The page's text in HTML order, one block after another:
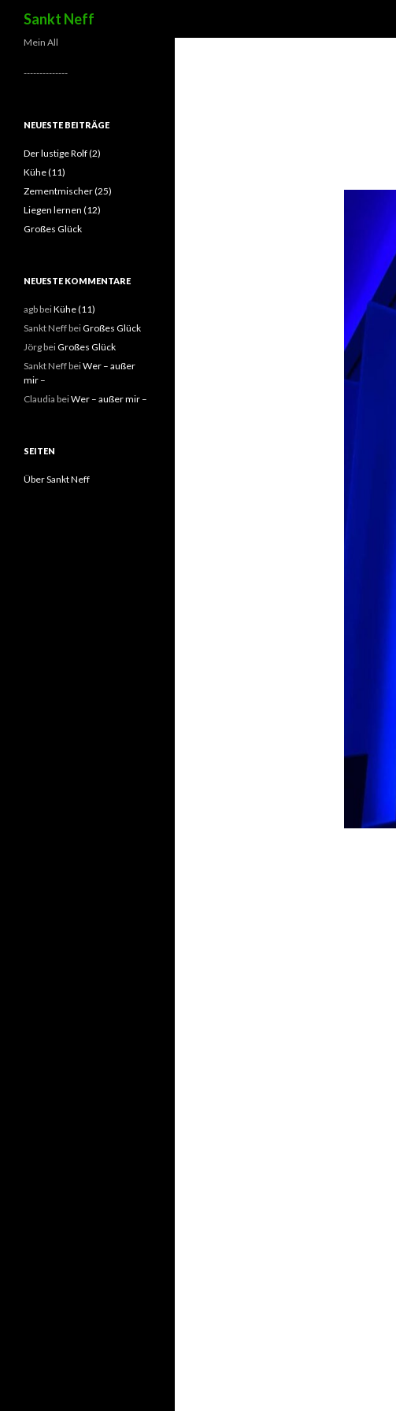
Sankt Neff
Mein All
--------------
NEUESTE BEITRÄGE
Der lustige Rolf (2)
Kühe (11)
Zementmischer (25)
Liegen lernen (12)
Großes Glück
NEUESTE KOMMENTARE
agbbeiKühe (11)
Sankt NeffbeiGroßes Glück
JörgbeiGroßes Glück
Sankt NeffbeiWer – außer
mir –
Claudia beiWer – außer mir –
SEITEN
Über Sankt Neff